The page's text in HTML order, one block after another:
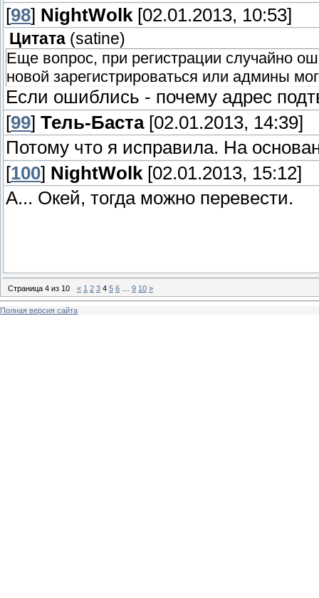
[98] NightWolk [02.01.2013, 10:53]
Цитата (satine)
Еще вопрос, при регистрации случайно
новой зарегистрироваться или админы
Если ошиблись - почему адрес
[99] Тель-Баста[02.01.2013, 14:39]
Потому что я исправила. На
[100] NightWolk [02.01.2013, 15:12]
А... Окей, тогда можно перевести.
Страница 4 из 10 « 1 2 3 4 5 6 9 10 »
Полная версия сайта